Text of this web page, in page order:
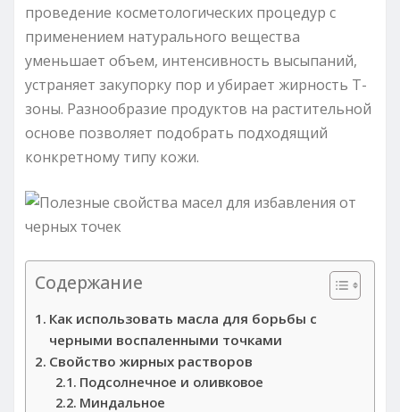
проведение косметологических процедур с
применением натурального вещества
уменьшает объем, интенсивность высыпаний,
устраняет закупорку пор и убирает жирность Т-
зоны. Разнообразие продуктов на растительной
основе позволяет подобрать подходящий
конкретному типу кожи.
Содержание
Как использовать масла для борьбы с
черными воспаленными точками
Свойство жирных растворов
Подсолнечное и оливковое
Миндальное